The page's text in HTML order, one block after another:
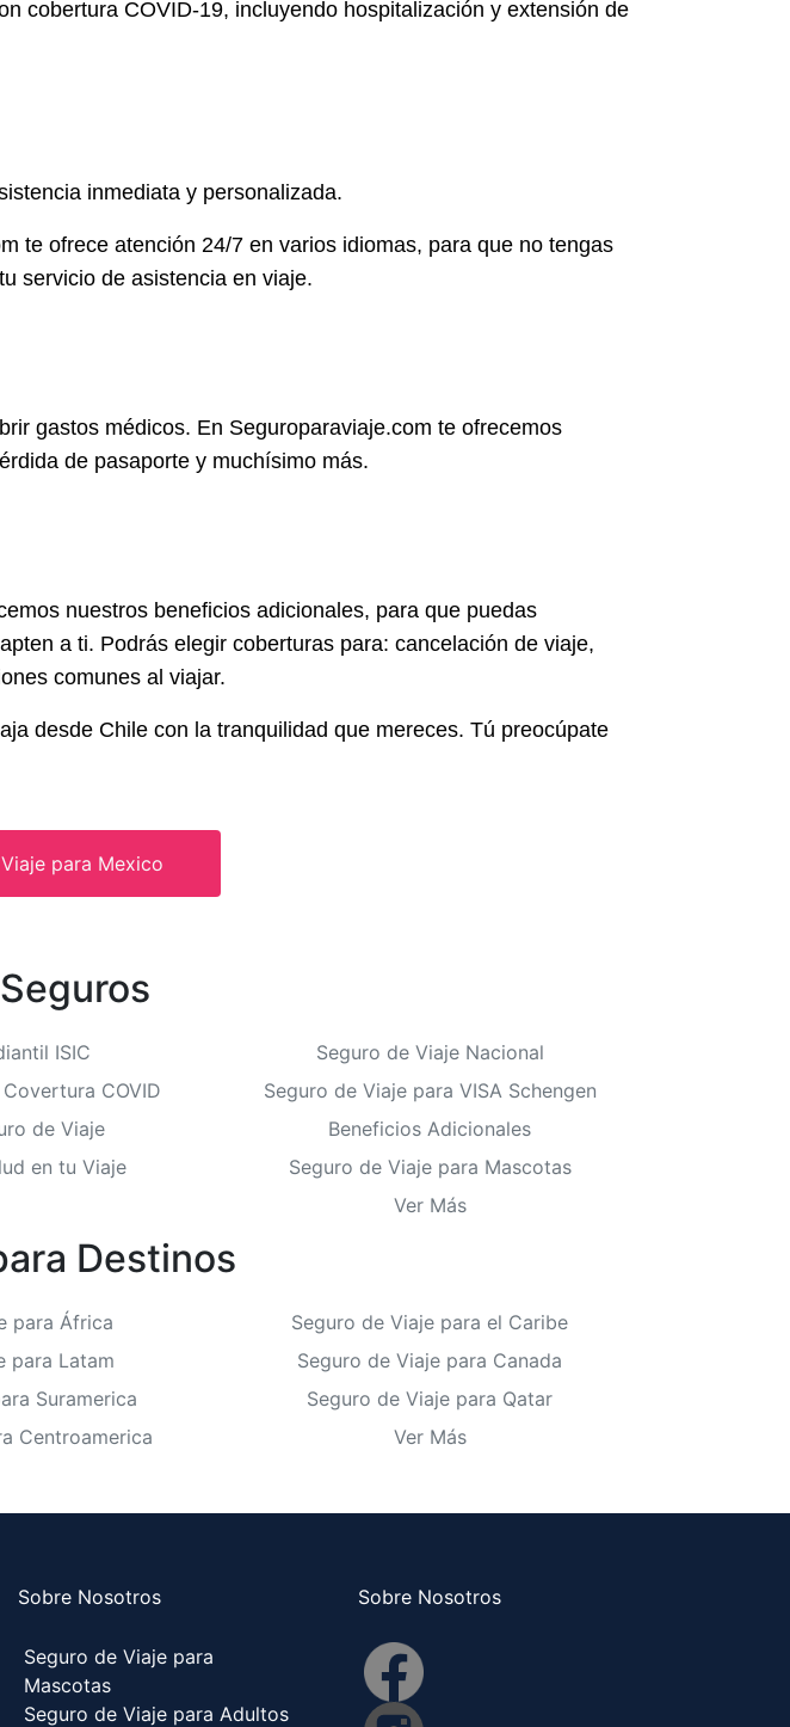
cobertura COVID-19, incluyendo hospitalización y extensión de
inmediata y personalizada.
te ofrece atención 24/7 en varios idiomas, para que no tengas
servicio de asistencia en viaje.
gastos médicos. En Seguroparaviaje.com te ofrecemos
de pasaporte y muchísimo más.
nuestros beneficios adicionales, para que puedas
a ti. Podrás elegir coberturas para: cancelación de viaje,
comunes al viajar.
desde Chile con la tranquilidad que mereces. Tú preocúpate
para Mexico
ISIC
COVID
de Viaje
en tu Viaje
Seguro de Viaje Nacional
Seguro de Viaje para VISA Schengen
Beneficios Adicionales
Seguro de Viaje para Mascotas
Ver Más
Destinos
para África
para Latam
Suramerica
Centroamerica
Seguro de Viaje para el Caribe
Seguro de Viaje para Canada
Seguro de Viaje para Qatar
Ver Más
Sobre Nosotros
Seguro de Viaje para
Mascotas
Seguro de Viaje para Adultos
Sobre Nosotros